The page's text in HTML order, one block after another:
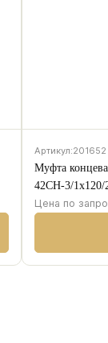
Артикул:201652
Муфта
42CH-3/
Цена по